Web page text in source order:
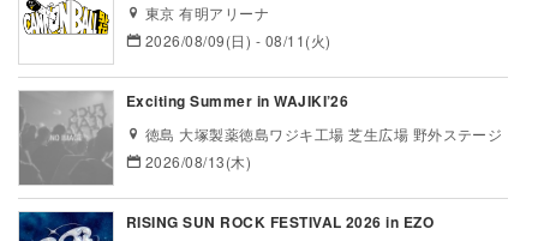
東京 有明アリーナ
2026/08/09(日) - 08/11(火)
Exciting Summer in WAJIKI’26
徳島 大塚製薬徳島ワジキ工場 芝生広場 野外ステージ
2026/08/13(木)
RISING SUN ROCK FESTIVAL 2026 in EZO